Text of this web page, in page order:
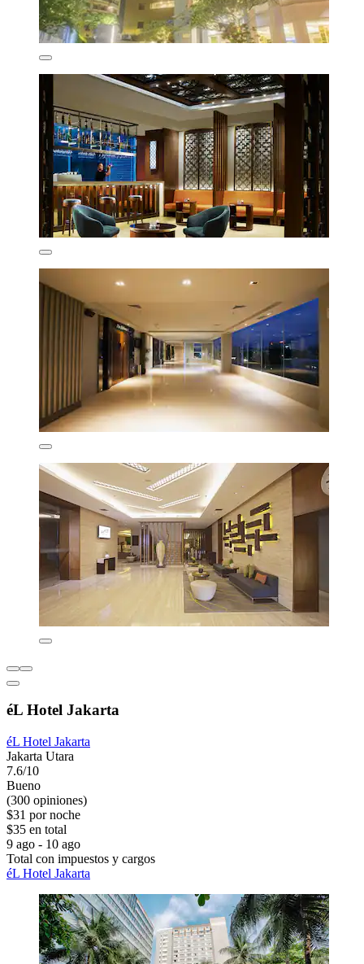
éL Hotel Jakarta
éL Hotel Jakarta
Jakarta Utara
7.6/10
Bueno
(300 opiniones)
$31 por noche
$35 en total
9 ago - 10 ago
Total con impuestos y cargos
éL Hotel Jakarta